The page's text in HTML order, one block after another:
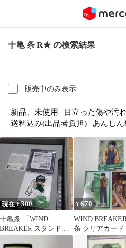
十亀 条 R★ の検索結果
販売中のみ表示
新品、未使用 目立った傷や汚
送料込み(出品者負担)
あんし
現在 ¥300
十亀条 「WIND
BREAKER スタンド付
きアクリルキーホルダ
¥670
WIND
条 クリアカード